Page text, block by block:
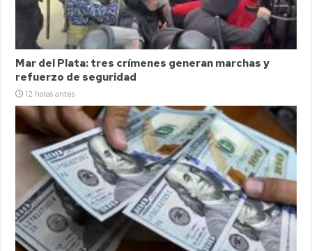
Mar del Plata: tres crímenes generan marchas y
refuerzo de seguridad
12 horas antes